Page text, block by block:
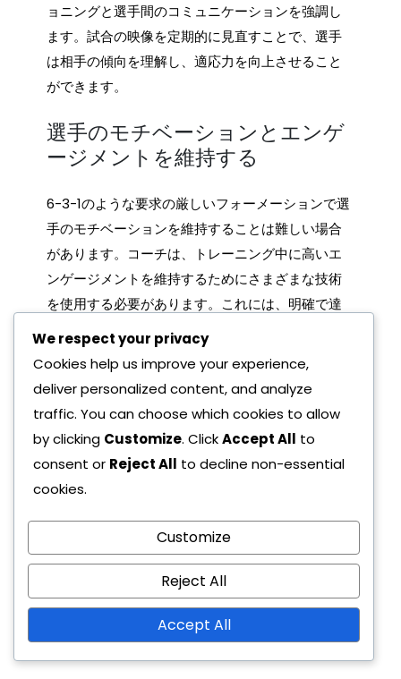
ョニングと選手間のコミュニケーションを強調し
ます。試合の映像を定期的に見直すことで、選手
は相手の傾向を理解し、適応力を向上させること
ができます。
選手のモチベーションとエンゲ
ージメントを維持する
6-3-1のような要求の厳しいフォーメーションで選
手のモチベーションを維持することは難しい場合
があります。コーチは、トレーニング中に高いエ
ンゲージメントを維持するためにさまざまな技術
を使用する必要があります。これには、明確で達
成可能な目標を設定し、小さな勝利を祝うことで
ポジティブな雰囲気を育むことが含まれます。
競争的なドリルや楽しいチャレンジなど、さまざ
まなトレーニング方法を利用することで、モチベ
ーションを高めることもできます。たとえば、特
定のスキルや目標を達成した選手に報酬を与える
友好的な競争を導入します。個人およびチームの
進捗に関する定期的なフィードバックとオープン
なコミュニケーションは、士気とコミットメント
をさらに高めることができます。
選手間のスキルギャップを克服
する
We respect your privacy
Cookies help us improve your experience,
deliver personalized content, and analyze
traffic. You can choose which cookies to allow
by clicking Customize. ClickAccept All to
consent or Reject All to decline non-essential
cookies.
Customize
Reject All
Accept All